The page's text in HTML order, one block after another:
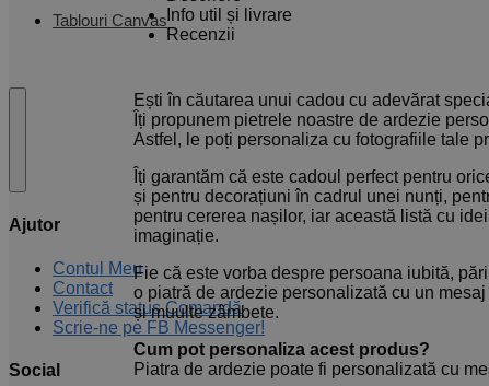
Tablouri Canvas
Ajutor
Contul Meu
Contact
Verifică status Comandă
Scrie-ne pe FB Messenger!
Social
Info util și livrare
Recenzii
Ești în căutarea unui cadou cu adevărat
Îți propunem pietrele noastre de ardezie
Astfel, le poți personaliza cu fotografiile tale
Îți garantăm că este cadoul perfect pentru
și pentru decorațiuni în cadrul unei nunți,
pentru cererea nașilor, iar această listă cu
imaginație.
Fie că este vorba despre persoana iubită,
o piatră de ardezie personalizată cu un
și muulte zâmbete.
Cum pot personaliza acest produs?
Piatra de ardezie poate fi personalizată cu